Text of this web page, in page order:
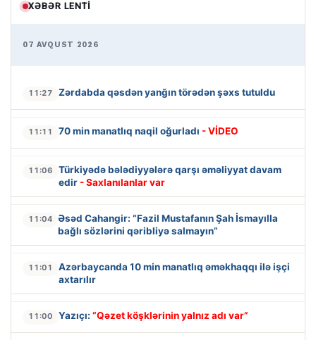
XƏBƏR LENTI
07 AVQUST 2026
11:27 Zərdabda qəsdən yanğın törədən şəxs tutuldu
11:11 70 min manatlıq naqil oğurladı - VİDEO
11:06
Türkiyədə bələdiyyələrə qarşı əməliyyat davam
edir - Saxlanılanlar var
11:04
Əsəd Cahangir: “Fazil Mustafanın Şah İsmayılla
bağlı sözlərini qəribliyə salmayın”
11:01
Azərbaycanda 10 min manatlıq əməkhaqqı ilə işçi
axtarılır
11:00 Yazıçı: “Qəzet köşklərinin yalnız adı var”